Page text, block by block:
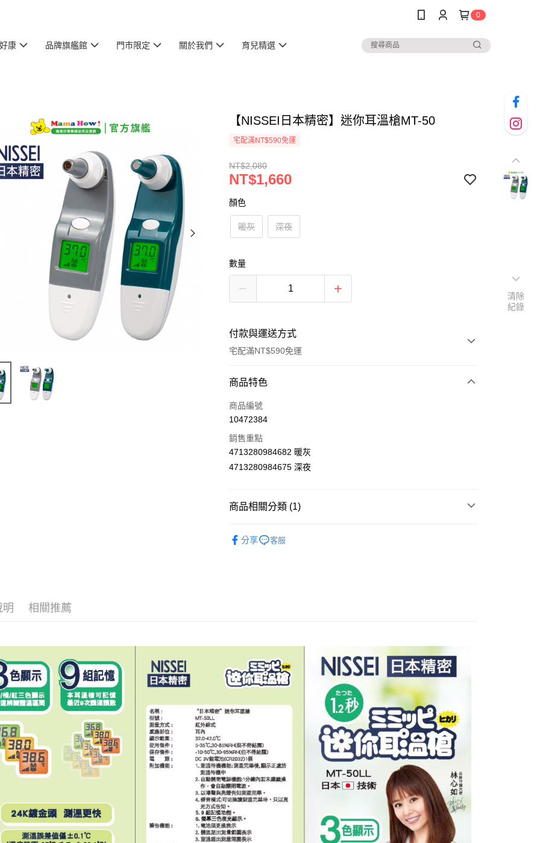
0
康 品牌旗艦館 門市限定 關於我們 育兒精選
【NISSEI日本精密】迷你耳溫槍MT-50
宅配滿NT$590免運
NT$2,080
NT$1,660
顏色
暖灰 深夜
數量
付款與運送方式
宅配滿NT$590免運
付款方式
信用卡一次付款
Apple Pay
街口支付
AFTEE先享後付
付」結帳頁面，進行簡訊認證並確認金額後，即可完成結帳。
２．訂單成立數日內，您將收到繳費通知簡訊。
３．收到繳費通知簡訊後14天內，點擊此簡訊中的連結，可透過四大超商
／ATM／網路銀行／等多元方式進行付款，方視為交易完成。
※ 請注意：結帳手續完成當下不需立刻繳費，但若您需要取消訂單，請聯
絡購買商品的店家。未經商家同意取消之訂單仍視為有效，需透過AFTEE
※ 交易是否成功請以「AFTEE先享後付 」之結帳頁面顯示為準，若有關於
是否繳費成功／繳費後需取消欲退款等相關疑問，請聯繫「AFTEE先享後
付客戶支援中心」
https://netprotections.freshdesk.com/support/home
【注意事項】
１．透過由恩沛科技股份有限公司提供之「AFTEE先享後付」服務完成之
交易，需依本服務之必要範圍內提供個人資料，並將交易相關給付款項請
求債權轉讓予恩沛科技股份有限公司。
２．關於個人資料處理事宜，請瀏覽以下網址：
https://aftee.tw/terms/#terms3
離島宅配
每筆NT$150，滿NT$890(含以上)免運費
商品特色
商品編號
10472384
銷售重點
4713280984682 暖灰
4713280984675 深夜
商品相關分類 (1)
分享
客服
明 相關推薦
清除
紀錄